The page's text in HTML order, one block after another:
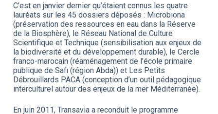
C’est en janvier dernier qu’étaient connus les quatre
lauréats sur les 45 dossiers déposés : Microbiona
(préservation des ressources en eau dans la Réserve
de la Biosphère), le Réseau National de Culture
Scientifique et Technique (sensibilisation aux enjeux de
la biodiversité et du développement durable), le Cercle
franco-marocain (réaménagement de l’école primaire
publique de Safi (région Abda)) et Les Petits
Débrouillards PACA (conception d’un outil pédagogique
interculturel autour des enjeux de la mer Méditerranée).
En juin 2011, Transavia a reconduit le programme